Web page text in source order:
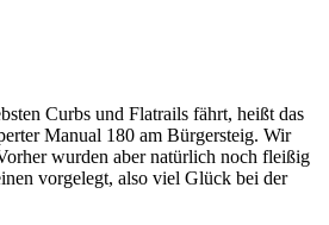
Curbs und Flatrails fährt, heißt das
Manual 180 am Bürgersteig. Wir
wurden aber natürlich noch fleißig
vorgelegt, also viel Glück bei der